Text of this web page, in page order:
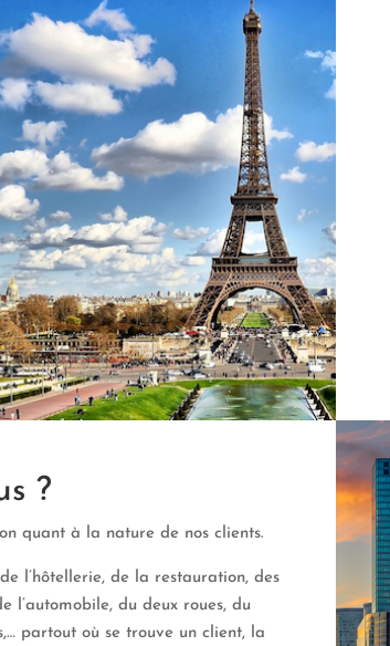
?
quant à la nature de nos clients.
l’hôtellerie, de la restauration, des
l’automobile, du deux roues, du
partout où se trouve un client, la